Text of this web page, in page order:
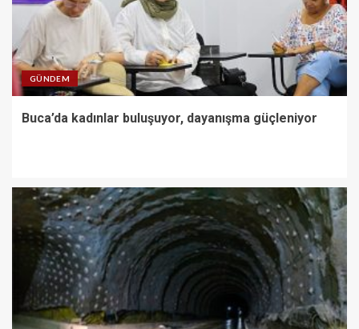
GÜNDEM
Buca’da kadınlar buluşuyor, dayanışma güçleniyor